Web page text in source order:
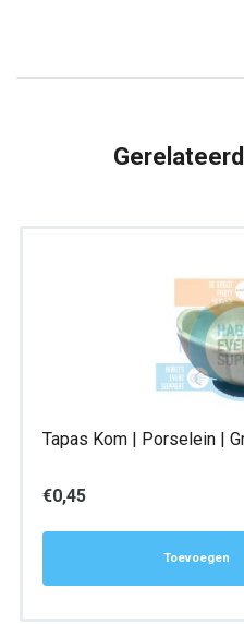
cm
Tapas Kom | Porselein |
€0,45
Toevoegen